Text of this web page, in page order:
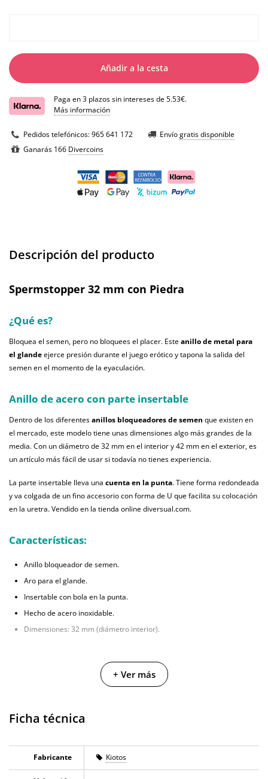
Añadir a la cesta
Paga en 3 plazos sin intereses de 5.53€.
Más información
Pedidos telefónicos:965 641 172 Envíogratis disponible
Ganarás 166 Divercoins
Descripción del producto
Spermstopper 32 mm con Piedra
¿Qué es?
Bloquea el semen, pero no bloquees el placer. Esteanillo de metal para
el glandeejerce presión durante el juego erótico y tapona la salida del
semen en el momento de la eyaculación.
Anillo de acero con parte insertable
Dentro de los diferentesanillos bloqueadores de semen que existen en
el mercado, este modelo tiene unas dimensiones algo más grandes de la
media. Con un diámetro de 32 mm en el interior y 42 mm en el exterior, es
un artículo más fácil de usar si todavía no tienes experiencia.
La parte insertable lleva una cuenta en la punta. Tiene forma redondeada
y va colgada de un fino accesorio con forma de U que facilita su colocación
en la uretra. Vendido en la tienda online diversual.com.
Características:
Anillo bloqueador de semen.
Aro para el glande.
Insertable con bola en la punta.
Hecho de acero inoxidable.
Dimensiones: 32 mm (diámetro interior).
+ Ver más
Ficha técnica
Fabricante Kiotos